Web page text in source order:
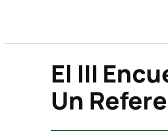
El III
Un